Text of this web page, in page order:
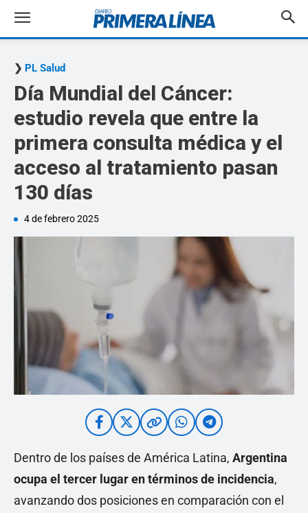
PL Salud
Día Mundial del Cáncer:
estudio revela que entre la
primera consulta médica y el
acceso al tratamiento pasan
130 días
4 de febrero 2025
Dentro de los países de América Latina, Argentina
ocupa el tercer lugar en términos de incidencia,
avanzando dos posiciones en comparación con el